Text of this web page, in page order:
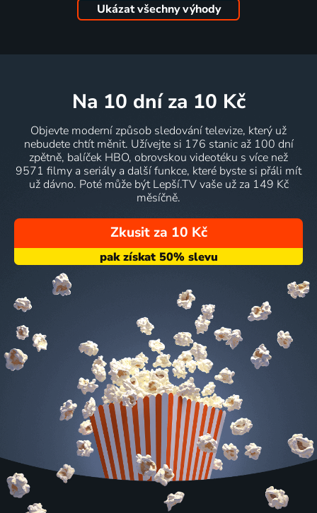
Ukázat všechny výhody
na 10 dní za 10 Kč
Objevte moderní způsob sledování televize, který už
nebudete chtít měnit. Užívejte si 176 stanic až 100 dní
zpětně, balíček HBO, obrovskou videotéku s více než
9571 filmy a seriály a další funkce, které byste si přáli mít
už dávno. Poté může být Lepší.TV vaše už za 149 Kč
měsíčně.
Zkusit za 10 Kč